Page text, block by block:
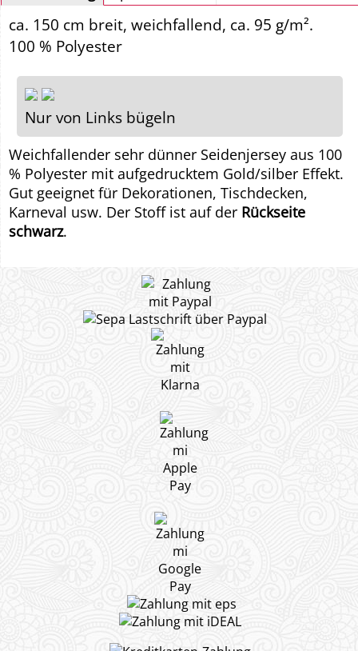
ca. 150 cm breit, weichfallend, ca. 95 g/m².
100 % Polyester
Nur von Links bügeln
Weichfallender sehr dünner Seidenjersey aus 100
% Polyester mit aufgedrucktem Gold/silber Effekt.
Gut geeignet für Dekorationen, Tischdecken,
Karneval usw. Der Stoff ist auf der Rückseite
schwarz.